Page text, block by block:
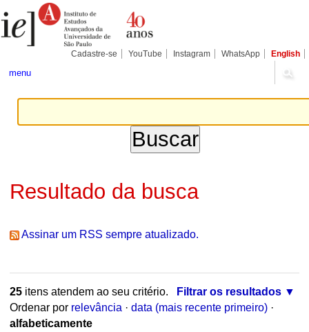
para
conteúdo.
Pessoais
Cadastre-se YouTube Instagram WhatsApp English
menu
Resultado da busca
Assinar um RSS sempre atualizado.
25itens atendem ao seu critério.
Filtrar os resultados
Ordenar por relevância · data (mais recente primeiro) ·
alfabeticamente